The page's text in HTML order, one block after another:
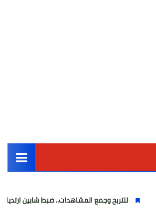
أخبار مصر
للتربح وجمع المشاهدات.. ضبط شابين ارتديا ملابس